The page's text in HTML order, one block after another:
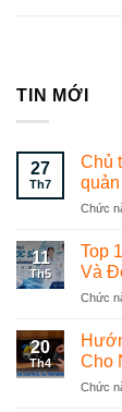
TIN MỚI
27
Th7
Chủ
Chức
11
Th5
Top
Và
Chức
20
Th4
Cho
Chức